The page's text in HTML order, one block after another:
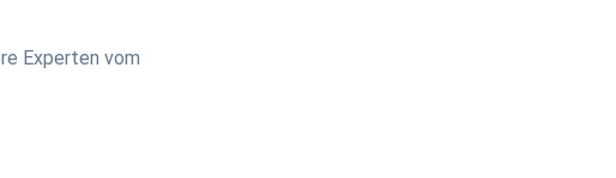
Experten vom